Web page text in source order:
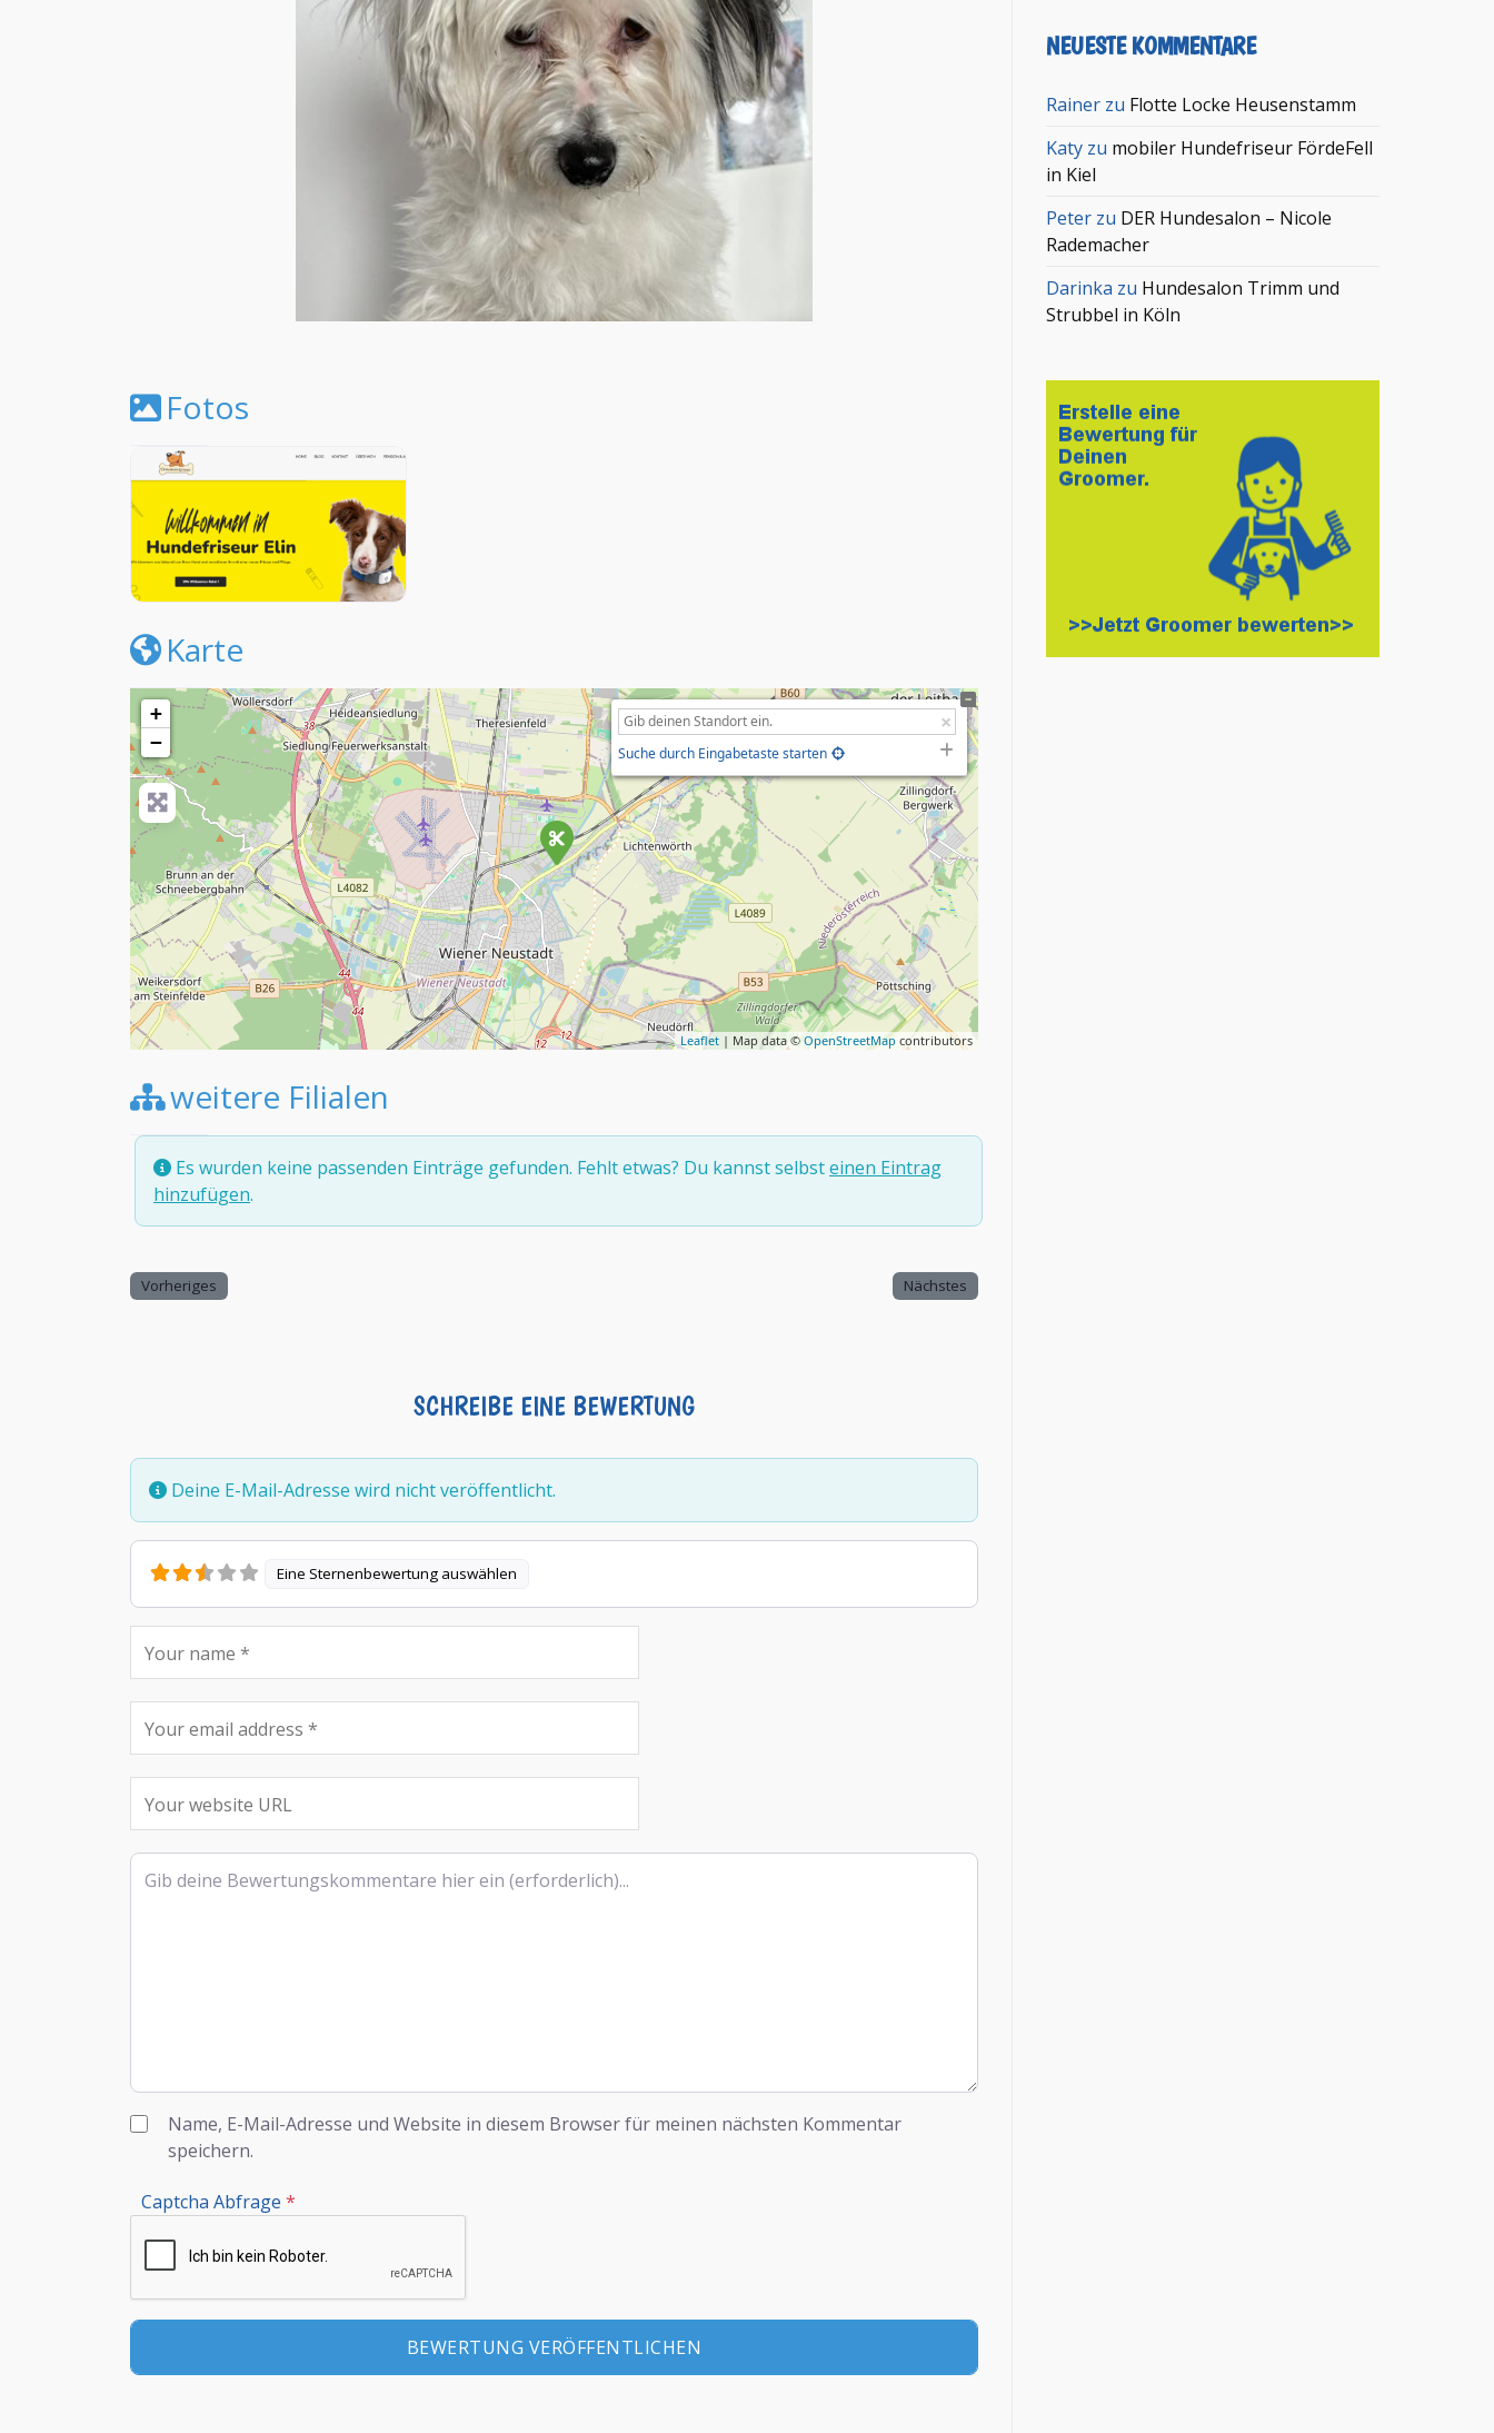
Fotos
Karte
+
−
Suche durch Eingabetaste starten
Leaflet | Map data ©OpenStreetMap contributors
weitere Filialen
Es wurden keine passenden Einträge gefunden. Fehlt etwas? Du kannst selbsteinen Eintrag
hinzufügen.
Vorheriges Nächstes
SCHREIBE EINE BEWERTUNG
Deine E-Mail-Adresse wird nicht veröffentlicht.
Eine Sternenbewertung auswählen
Rezensionstext
Name, E-Mail-Adresse und Website in diesem Browser für meinen nächsten Kommentar
speichern.
Captcha Abfrage *
NEUESTE KOMMENTARE
Rainer zu Flotte Locke Heusenstamm
Katy zu mobiler Hundefriseur FördeFell
in Kiel
Peter zu DER Hundesalon – Nicole
Rademacher
Darinka zu Hundesalon Trimm und
Strubbel in Köln